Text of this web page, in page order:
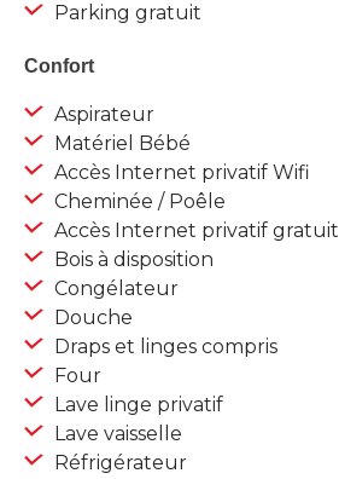
Parking gratuit
Confort
Aspirateur
Matériel Bébé
Accès Internet privatif Wifi
Cheminée / Poêle
Accès Internet privatif gratuit
Bois à disposition
Congélateur
Douche
Draps et linges compris
Four
Lave linge privatif
Lave vaisselle
Réfrigérateur